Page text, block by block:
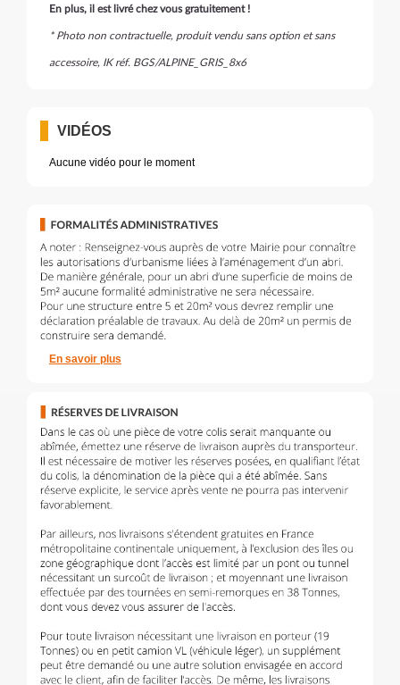
En plus, il est livré chez vous gratuitement !
* Photo non contractuelle, produit vendu sans option et sans
accessoire, IK réf. BGS/ALPINE_GRIS_8x6
VIDÉOS
Aucune vidéo pour le moment
En savoir plus